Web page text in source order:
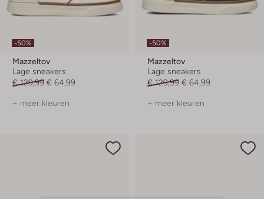
-50%
Mazzeltov
Lage sneakers
€ 129,99 € 64,99
+ meer kleuren
-50%
Mazzeltov
Lage sneakers
€ 129,99 € 64,99
+ meer kleuren